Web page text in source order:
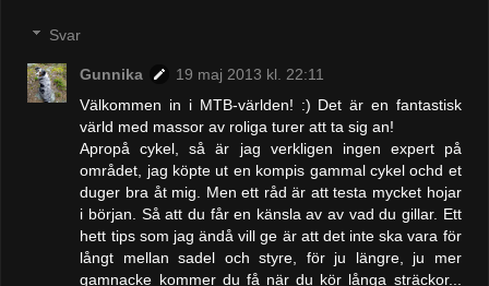
Svar
Gunnika
19 maj 2013 kl. 22:11
Välkommen in i MTB-världen! :) Det är en fantastisk
värld med massor av roliga turer att ta sig an!
Apropå cykel, så är jag verkligen ingen expert på
området, jag köpte ut en kompis gammal cykel ochd et
duger bra åt mig. Men ett råd är att testa mycket hojar
i början. Så att du får en känsla av av vad du gillar. Ett
hett tips som jag ändå vill ge är att det inte ska vara för
långt mellan sadel och styre, för ju längre, ju mer
gamnacke kommer du få när du kör långa sträckor...